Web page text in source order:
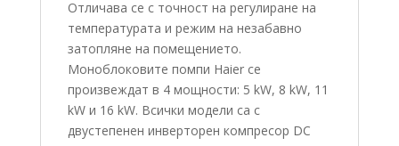
Отличава се с точност на регулиране на
температурата и режим на незабавно
затопляне на помещението.
Моноблоковите помпи Haier се
произвеждат в 4 мощности: 5 kW, 8 kW, 11
kW и 16 kW. Всички модели са с
двустепенен инверторен компресор DC